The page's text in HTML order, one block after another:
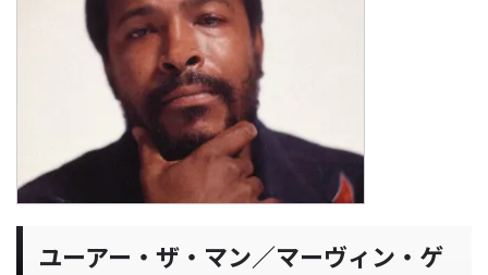
ユーアー・ザ・マン／マーヴィン・ゲ